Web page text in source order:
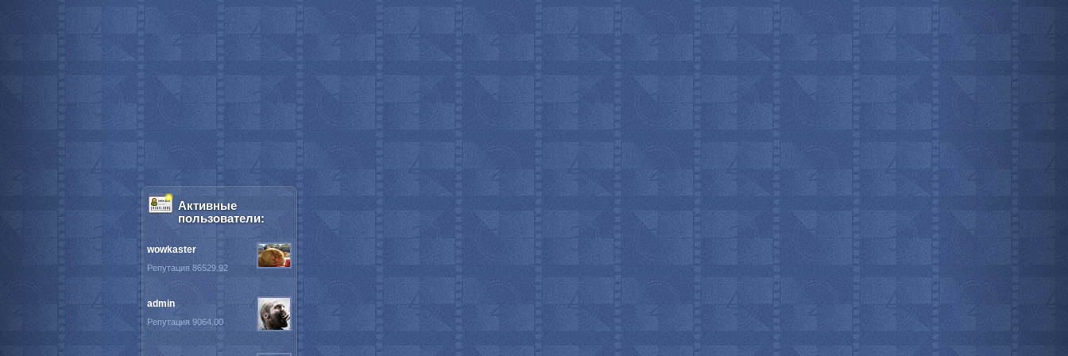
Активные
пользователи:
wowkaster
Репутация 86529.92
admin
Репутация 9064.00